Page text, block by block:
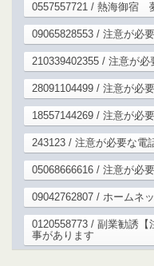
0557557721 / 熱海御宿
09065828553 / 注意が必
210339402355 / 注意が必
28091104499 / 注意が必
18557144269 / 注意が必
243123 / 注意が必要な電
05068666616 / 注意が必
09042762807 / ホームネ
0120558773 / 副業勧誘【
事があります